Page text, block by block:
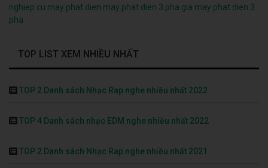
nghiep cu may phat dien may phat dien 3 pha gia may phat dien 3
pha
TOP LIST XEM NHIỀU NHẤT
TOP 2 Danh sách Nhạc Rap nghe nhiều nhất 2022
TOP 4 Danh sách nhạc EDM nghe nhiều nhất 2022
TOP 2 Danh sách Nhạc Rap nghe nhiều nhất 2021